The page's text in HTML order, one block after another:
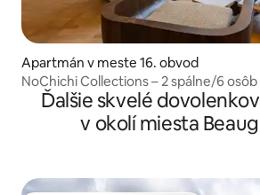
Apartmán v meste 16. obvod
NoChichi Collections – 2 spálne/6 osôb
Ďalšie skvelé
v okolí miesta